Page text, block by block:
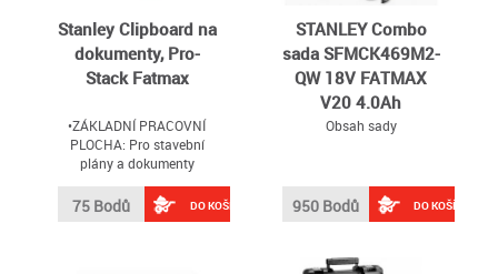
Stanley Clipboard na
dokumenty, Pro-
Stack Fatmax
•ZÁKLADNÍ PRACOVNÍ
PLOCHA: Pro stavební
plány a dokumenty
75 Bodů DO KOŠÍKU
STANLEY Combo
sada SFMCK469M2-
QW 18V FATMAX
V20 4.0Ah
Obsah sady
950 Bodů DO KOŠÍKU